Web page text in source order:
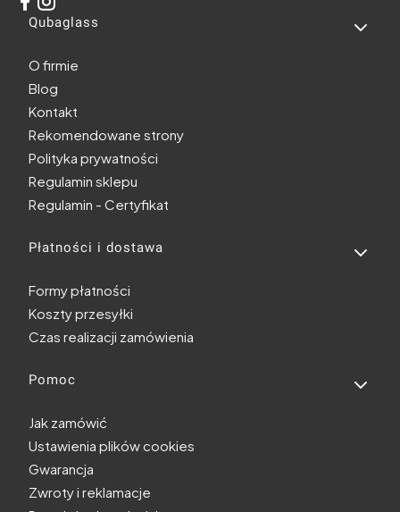
Linki w stopce
Qubaglass
O firmie
Blog
Kontakt
Rekomendowane strony
Polityka prywatności
Regulamin sklepu
Regulamin - Certyfikat
Płatności i dostawa
Formy płatności
Koszty przesyłki
Czas realizacji zamówienia
Pomoc
Jak zamówić
Ustawienia plików cookies
Gwarancja
Zwroty i reklamacje